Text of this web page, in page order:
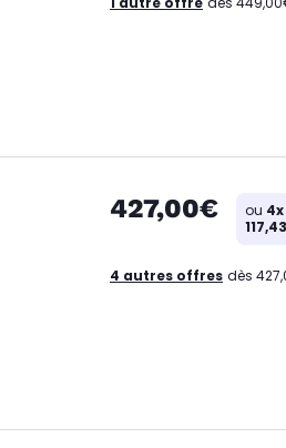
427,00€ ou
4 autres offres dès